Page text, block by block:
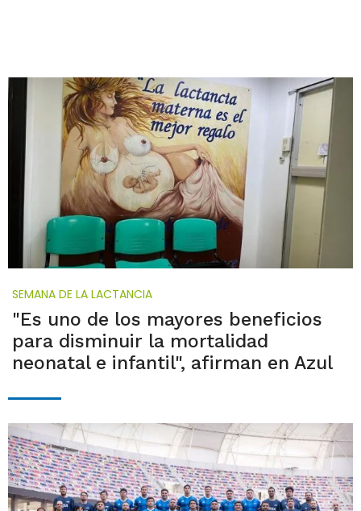
SEMANA DE LA LACTANCIA
"Es uno de los mayores beneficios
para disminuir la mortalidad
neonatal e infantil", afirman en Azul